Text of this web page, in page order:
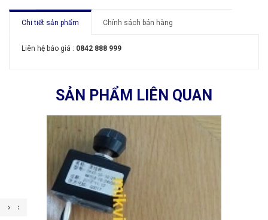
Chi tiết sản phẩm Chính sách bán hàng
Liên hệ báo giá : 0842 888 999
SẢN PHẨM LIÊN QUAN